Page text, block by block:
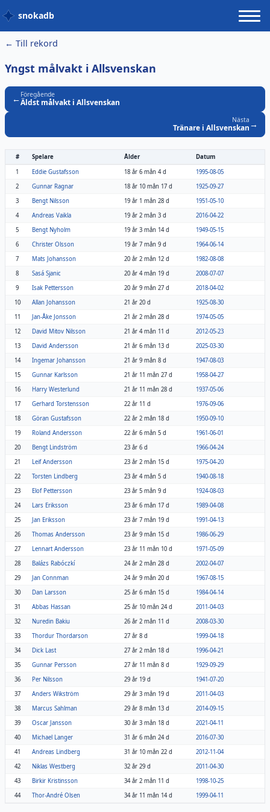
snokadb
← Till rekord
Yngst målvakt i Allsvenskan
← Föregående
Äldst målvakt i Allsvenskan
Nästa
Tränare i Allsvenskan→
# Spelare Ålder
Datum
1
Eddie Gustafsson 18 år 6 mån 4 d
1995-08-05
2
Gunnar Ragnar 18 år 10 mån 17 d
1925-09-27
3
Bengt Nilsson 19 år 1 mån 28 d
1951-05-10
4
Andreas Vaikla 19 år 2 mån 3 d
2016-04-22
5
Bengt Nyholm 19 år 3 mån 14 d
1949-05-15
6
Christer Olsson 19 år 7 mån 9 d
1964-06-14
7
Mats Johansson 20 år 2 mån 12 d
1982-08-08
8
Sasá Sjanic 20 år 4 mån 19 d
2008-07-07
9
Isak Pettersson 20 år 9 mån 27 d
2018-04-02
10
Allan Johansson 21 år 20 d
1925-08-30
11
Jan-Åke Jonsson 21 år 2 mån 28 d
1974-05-05
12
David Mitov Nilsson 21 år 4 mån 11 d
2012-05-23
13
David Andersson 21 år 6 mån 13 d
2025-03-30
14
Ingemar Johansson 21 år 9 mån 8 d
1947-08-03
15
Gunnar Karlsson 21 år 11 mån 27 d
1958-04-27
16
Harry Westerlund 21 år 11 mån 28 d
1937-05-06
17
Gerhard Torstensson 22 år 11 d
1976-09-06
18
Göran Gustafsson 22 år 2 mån 18 d
1950-09-10
19
Roland Andersson 22 år 6 mån 5 d
1961-06-01
20
Bengt Lindström 23 år 6 d
1966-04-24
21
Leif Andersson 23 år 2 mån 15 d
1975-04-20
22
Torsten Lindberg 23 år 4 mån 5 d
1940-08-18
23
Elof Pettersson 23 år 5 mån 9 d
1924-08-03
24
Lars Eriksson 23 år 6 mån 17 d
1989-04-08
25
Jan Eriksson 23 år 7 mån 19 d
1991-04-13
26
Thomas Andersson 23 år 9 mån 15 d
1986-06-29
27
Lennart Andersson 23 år 11 mån 10 d
1971-05-09
28
Balázs Rabóczkí 24 år 2 mån 28 d
2002-04-07
29
Jan Connman 24 år 9 mån 20 d
1967-08-15
30
Dan Larsson 25 år 6 mån 15 d
1984-04-14
31
Abbas Hassan 25 år 10 mån 24 d
2011-04-03
32
Nuredin Bakiu 26 år 2 mån 11 d
2008-03-30
33
Thordur Thordarson 27 år 8 d
1999-04-18
34
Dick Last 27 år 2 mån 18 d
1996-04-21
35
Gunnar Persson 27 år 11 mån 8 d
1929-09-29
36
Per Nilsson 29 år 19 d
1941-07-20
37
Anders Wikström 29 år 3 mån 19 d
2011-04-03
38
Marcus Sahlman 29 år 8 mån 13 d
2014-09-15
39
Oscar Jansson 30 år 3 mån 18 d
2021-04-11
40
Michael Langer 31 år 6 mån 24 d
2016-07-30
41
Andreas Lindberg 31 år 10 mån 22 d
2012-11-04
42
Niklas Westberg 32 år 29 d
2011-04-30
43
Birkir Kristinsson 34 år 2 mån 11 d
1998-10-25
44
Thor-André Olsen 34 år 11 mån 14 d 1999-04-11